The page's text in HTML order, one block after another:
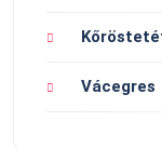
Vácegres